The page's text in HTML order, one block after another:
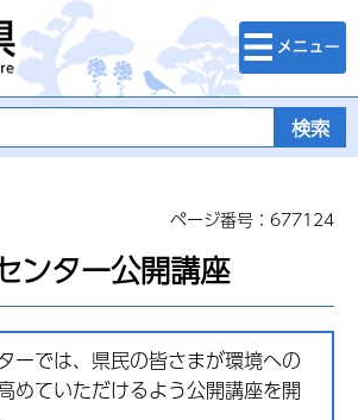
千葉県
検索・メニュ
ー
ページ番号：677124
ンター公開講座
ーでは、県民の皆さまが環境への
めていただけるよう公開講座を開